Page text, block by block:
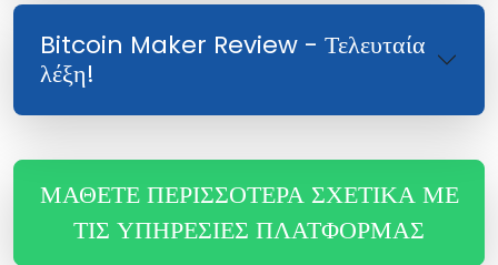
Bitcoin Maker Review - Τελευταία
λέξη!
ΜΆΘΕΤΕ ΠΕΡΙΣΣΌΤΕΡΑ ΣΧΕΤΙΚΆ ΜΕ
ΤΙΣ ΥΠΗΡΕΣΊΕΣ ΠΛΑΤΦΌΡΜΑΣ